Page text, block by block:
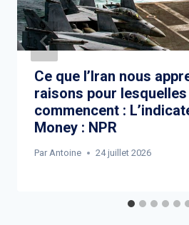
Ce que l’Iran nous
raisons pour
commencent :
Money : NPR
Par Antoine 24 juillet 2026